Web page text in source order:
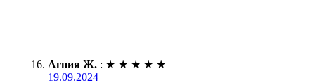
Агния Ж. : ★ ★ ★ ★ ★
19.09.2024